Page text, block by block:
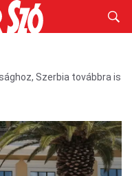
Szerbia továbbra is